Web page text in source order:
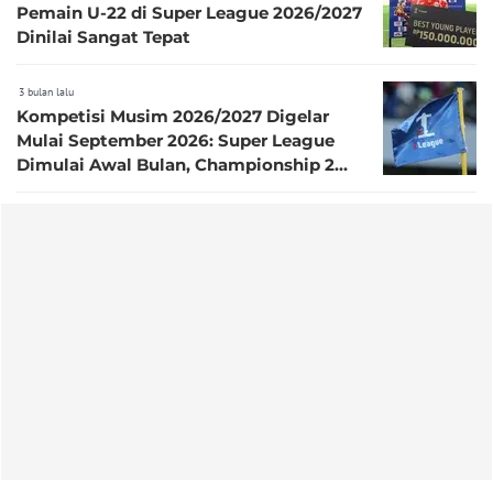
Pemain U-22 di Super League 2026/2027
Dinilai Sangat Tepat
3 bulan lalu
Kompetisi Musim 2026/2027 Digelar
Mulai September 2026: Super League
Dimulai Awal Bulan, Championship 2